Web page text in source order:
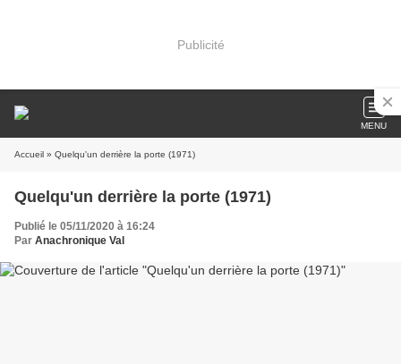
Publicité
MENU
Accueil » Quelqu'un derrière la porte (1971)
Quelqu'un derrière la porte (1971)
Publié le 05/11/2020 à 16:24
Par Anachronique Val